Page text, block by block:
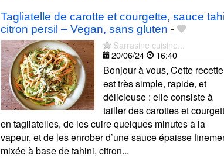
Tagliatelle de carotte et courgette, sauce
citron persil – Vegan, sans gluten -
Sarrasine cuisine...
20/06/24
16:40
Bonjour à vous, Cette recette
est très simple, rapide, et
délicieuse : elle consiste à
tailler des carottes et
en tagliatelles, de les cuire quelques minutes à la
vapeur, et de les enrober d’une sauce épaisse
mixée à base de tahini, citron...